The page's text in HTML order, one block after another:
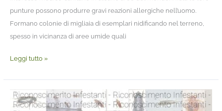
punture possono produrre gravi reazioni allergiche nell’uomo.
Formano colonie di migliaia di esemplari nidificando nel terreno,
spesso in vicinanza di aree umide quali
Leggi tutto »
Disponibile
nell’Area